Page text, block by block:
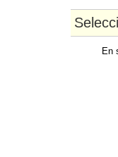
En